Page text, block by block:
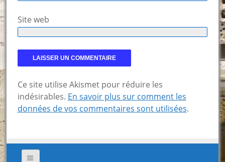
Site web
Ce site utilise Akismet pour réduire les
indésirables. En savoir plus sur comment les
données de vos commentaires sont utilisées.